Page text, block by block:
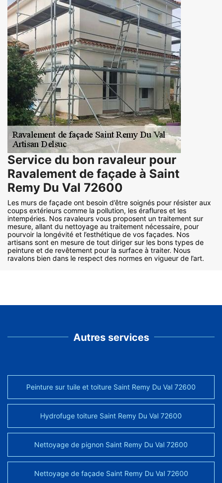
Service du bon ravaleur pour
Ravalement de façade à Saint
Remy Du Val 72600
Les murs de façade ont besoin d’être soignés pour résister aux
coups extérieurs comme la pollution, les éraflures et les
intempéries. Nos ravaleurs vous proposent un traitement sur
mesure, allant du nettoyage au traitement nécessaire, pour
pourvoir la longévité et l’esthétique de vos façades. Nos
artisans sont en mesure de tout diriger sur les bons types de
peinture et de revêtement pour la surface à traiter. Nous
ravalons bien dans le respect des normes en vigueur de l’art.
Autres services
Peinture sur tuile et toiture Saint Remy Du Val 72600
Hydrofuge toiture Saint Remy Du Val 72600
Nettoyage de pignon Saint Remy Du Val 72600
Nettoyage de façade Saint Remy Du Val 72600